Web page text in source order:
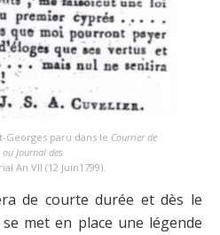
Georges paru dans le Courrier de
ou Journal des
An VII (12 Juin1799).
de courte durée et dès le
met en place une légende